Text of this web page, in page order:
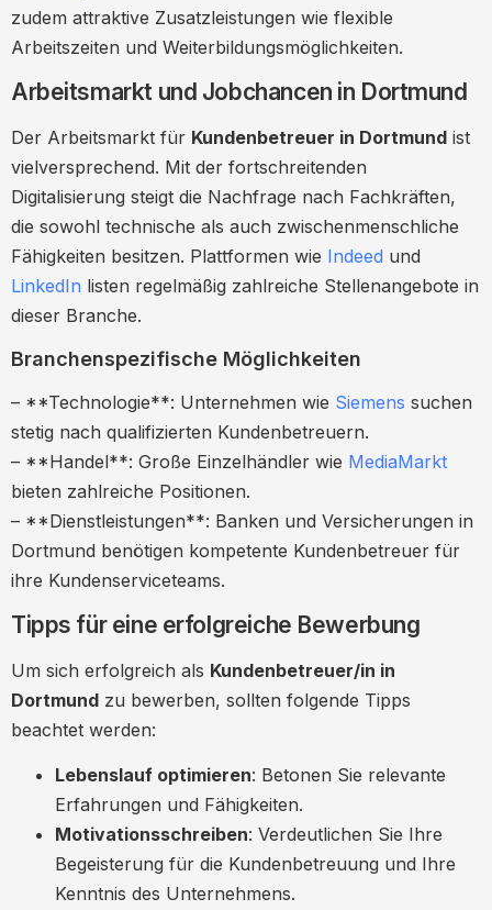
zudem attraktive Zusatzleistungen wie flexible
Arbeitszeiten und Weiterbildungsmöglichkeiten.
Arbeitsmarkt und Jobchancen in Dortmund
Der Arbeitsmarkt für Kundenbetreuer in Dortmund ist
vielversprechend. Mit der fortschreitenden
Digitalisierung steigt die Nachfrage nach Fachkräften,
die sowohl technische als auch zwischenmenschliche
Fähigkeiten besitzen. Plattformen wie Indeed und
LinkedIn listen regelmäßig zahlreiche Stellenangebote in
dieser Branche.
Branchenspezifische Möglichkeiten
– **Technologie**: Unternehmen wie Siemens suchen
stetig nach qualifizierten Kundenbetreuern.
– **Handel**: Große Einzelhändler wie MediaMarkt
bieten zahlreiche Positionen.
– **Dienstleistungen**: Banken und Versicherungen in
Dortmund benötigen kompetente Kundenbetreuer für
ihre Kundenserviceteams.
Tipps für eine erfolgreiche Bewerbung
Um sich erfolgreich als Kundenbetreuer/in in
Dortmund zu bewerben, sollten folgende Tipps
beachtet werden:
Lebenslauf optimieren: Betonen Sie relevante
Erfahrungen und Fähigkeiten.
Motivationsschreiben: Verdeutlichen Sie Ihre
Begeisterung für die Kundenbetreuung und Ihre
Kenntnis des Unternehmens.